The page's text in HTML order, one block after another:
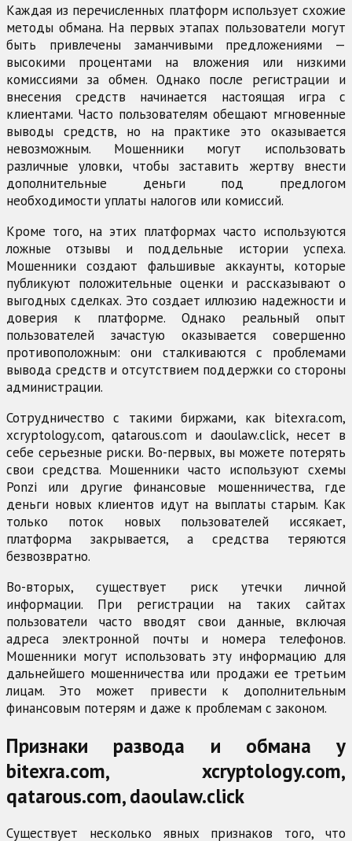
Каждая из перечисленных платформ использует схожие
методы обмана. На первых этапах пользователи могут
быть привлечены заманчивыми предложениями —
высокими процентами на вложения или низкими
комиссиями за обмен. Однако после регистрации и
внесения средств начинается настоящая игра с
клиентами. Часто пользователям обещают мгновенные
выводы средств, но на практике это оказывается
невозможным. Мошенники могут использовать
различные уловки, чтобы заставить жертву внести
дополнительные деньги под предлогом
необходимости уплаты налогов или комиссий.
Кроме того, на этих платформах часто используются
ложные отзывы и поддельные истории успеха.
Мошенники создают фальшивые аккаунты, которые
публикуют положительные оценки и рассказывают о
выгодных сделках. Это создает иллюзию надежности и
доверия к платформе. Однако реальный опыт
пользователей зачастую оказывается совершенно
противоположным: они сталкиваются с проблемами
вывода средств и отсутствием поддержки со стороны
администрации.
Сотрудничество с такими биржами, как bitexra.com,
xcryptology.com, qatarous.com и daoulaw.click, несет в
себе серьезные риски. Во-первых, вы можете потерять
свои средства. Мошенники часто используют схемы
Ponzi или другие финансовые мошенничества, где
деньги новых клиентов идут на выплаты старым. Как
только поток новых пользователей иссякает,
платформа закрывается, а средства теряются
безвозвратно.
Во-вторых, существует риск утечки личной
информации. При регистрации на таких сайтах
пользователи часто вводят свои данные, включая
адреса электронной почты и номера телефонов.
Мошенники могут использовать эту информацию для
дальнейшего мошенничества или продажи ее третьим
лицам. Это может привести к дополнительным
финансовым потерям и даже к проблемам с законом.
Признаки развода и обмана у
bitexra.com, xcryptology.com,
qatarous.com, daoulaw.click
Существует несколько явных признаков того, что